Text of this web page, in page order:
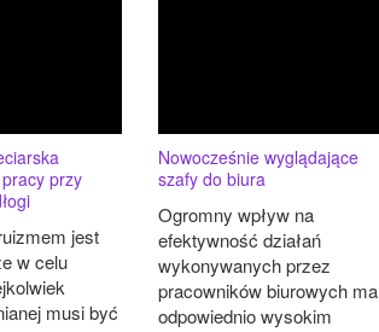
przy
jest
w celu
musi być
Nowocześnie wyglądające
szafy do biura
Ogromny wpływ na
efektywność działań
wykonywanych przez
pracowników biurowych ma
odpowiednio wysokim